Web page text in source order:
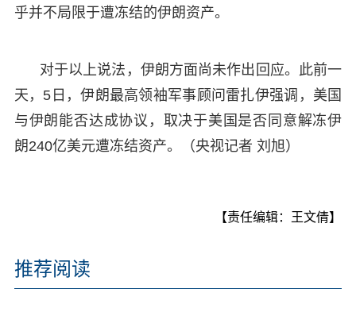
乎并不局限于遭冻结的伊朗资产。
对于以上说法，伊朗方面尚未作出回应。此前一
天，5日，伊朗最高领袖军事顾问雷扎伊强调，美国
与伊朗能否达成协议，取决于美国是否同意解冻伊
朗240亿美元遭冻结资产。（央视记者 刘旭）
【责任编辑：王文倩】
推荐阅读